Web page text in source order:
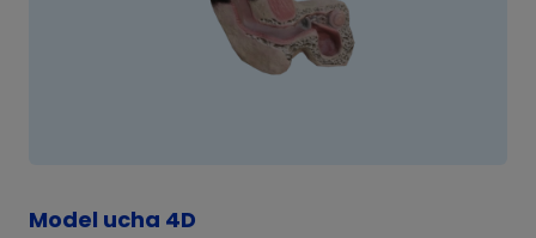
Model ucha 4D